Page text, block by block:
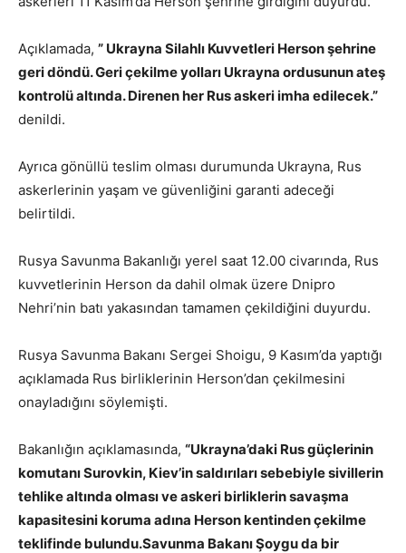
Açıklamada, ” Ukrayna Silahlı Kuvvetleri Herson şehrine
geri döndü. Geri çekilme yolları Ukrayna ordusunun ateş
kontrolü altında. Direnen her Rus askeri imha edilecek.”
denildi.
Ayrıca gönüllü teslim olması durumunda Ukrayna, Rus
askerlerinin yaşam ve güvenliğini garanti adeceği
belirtildi.
Rusya Savunma Bakanlığı yerel saat 12.00 civarında, Rus
kuvvetlerinin Herson da dahil olmak üzere Dnipro
Nehri’nin batı yakasından tamamen çekildiğini duyurdu.
Rusya Savunma Bakanı Sergei Shoigu, 9 Kasım’da yaptığı
açıklamada Rus birliklerinin Herson’dan çekilmesini
onayladığını söylemişti.
Bakanlığın açıklamasında, “Ukrayna’daki Rus güçlerinin
komutanı Surovkin, Kiev’in saldırıları sebebiyle sivillerin
tehlike altında olması ve askeri birliklerin savaşma
kapasitesini koruma adına Herson kentinden çekilme
teklifinde bulundu.Savunma Bakanı Şoygu da bir